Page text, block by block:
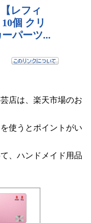
店は、楽天市場のお
使うとポイントがい
、ハンドメイド用品